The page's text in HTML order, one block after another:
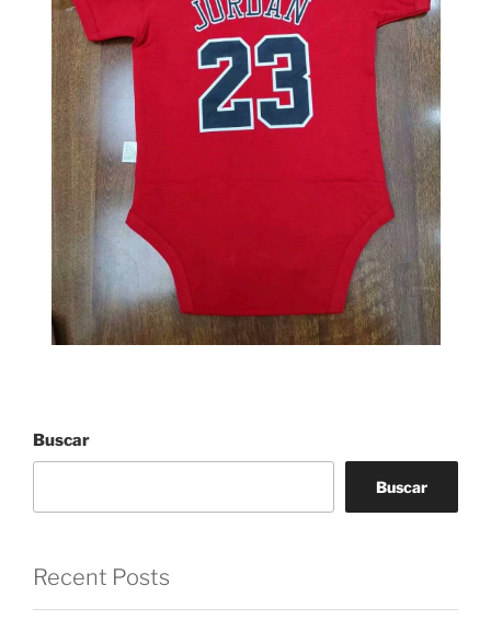
Buscar
Buscar
Recent Posts